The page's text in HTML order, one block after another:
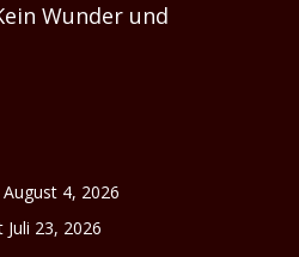
Wunder und
August 4, 2026
Juli 23, 2026